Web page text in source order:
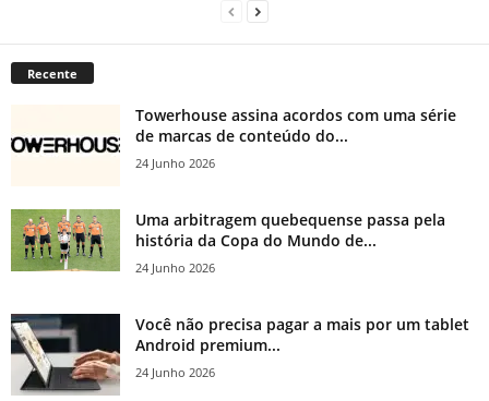
Recente
Towerhouse assina acordos com uma série
de marcas de conteúdo do...
24 Junho 2026
Uma arbitragem quebequense passa pela
história da Copa do Mundo de...
24 Junho 2026
Você não precisa pagar a mais por um tablet
Android premium...
24 Junho 2026